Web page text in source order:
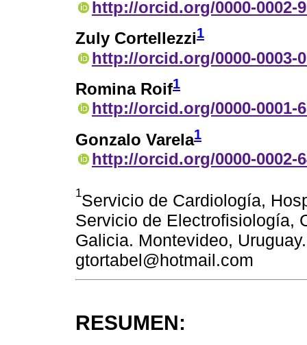
http://orcid.org/0000-0002-
Zuly Cortellezzi1
http://orcid.org/0000-0003-
Romina Roif1
http://orcid.org/0000-0001-
Gonzalo Varela1
http://orcid.org/0000-0002-
1Servicio de Cardiología,
Servicio de Electrofisiología,
Galicia. Montevideo,
gtortabel@hotmail.com
RESUMEN: